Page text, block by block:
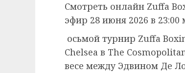
Смотреть онлайн Zuffa
эфир 28 июня 2026 в 23:00
осьмой турнир Zuffa
Chelsea в The
весе между Эдвином Де